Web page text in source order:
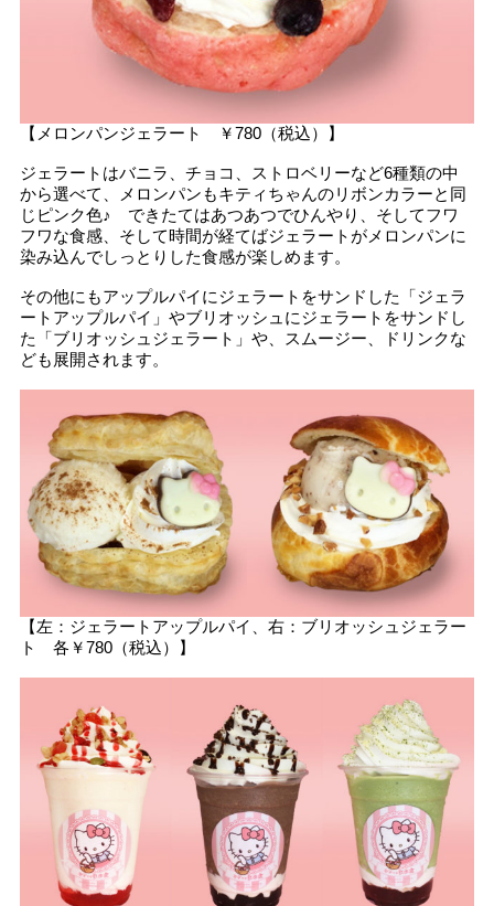
【メロンパンジェラート ￥780（税込）】
ジェラートはバニラ、チョコ、ストロベリーなど6種類の中
から選べて、メロンパンもキティちゃんのリボンカラーと同
じピンク色♪ できたてはあつあつでひんやり、そしてフワ
フワな食感、そして時間が経てばジェラートがメロンパンに
染み込んでしっとりした食感が楽しめます。
その他にもアップルパイにジェラートをサンドした「ジェラ
ートアップルパイ」やブリオッシュにジェラートをサンドし
た「ブリオッシュジェラート」や、スムージー、ドリンクな
ども展開されます。
【左：ジェラートアップルパイ、右：ブリオッシュジェラー
ト 各￥780（税込）】